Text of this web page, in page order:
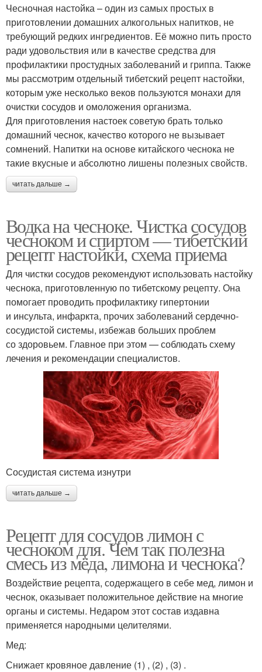
Чесночная настойка – один из самых простых в
приготовлении домашних алкогольных напитков, не
требующий редких ингредиентов. Её можно пить просто
ради удовольствия или в качестве средства для
профилактики простудных заболеваний и гриппа. Также
мы рассмотрим отдельный тибетский рецепт настойки,
которым уже несколько веков пользуются монахи для
очистки сосудов и омоложения организма.
Для приготовления настоек советую брать только
домашний чеснок, качество которого не вызывает
сомнений. Напитки на основе китайского чеснока не
такие вкусные и абсолютно лишены полезных свойств.
читать дальше →
Водка на чесноке. Чистка сосудов
чесноком и спиртом — тибетский
рецепт настойки, схема приема
Для чистки сосудов рекомендуют использовать настойку
чеснока, приготовленную по тибетскому рецепту. Она
помогает проводить профилактику гипертонии
и инсульта, инфаркта, прочих заболеваний сердечно-
сосудистой системы, избежав больших проблем
со здоровьем. Главное при этом — соблюдать схему
лечения и рекомендации специалистов.
Сосудистая система изнутри
читать дальше →
Рецепт для сосудов лимон с
чесноком для. Чем так полезна
смесь из мёда, лимона и чеснока?
Воздействие рецепта, содержащего в себе мед, лимон и
чеснок, оказывает положительное действие на многие
органы и системы. Недаром этот состав издавна
применяется народными целителями.
Мед:
Снижает кровяное давление (1) , (2) , (3) .